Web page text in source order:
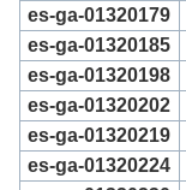
es-ga-01320179
es-ga-01320185
es-ga-01320198
es-ga-01320202
es-ga-01320219
es-ga-01320224